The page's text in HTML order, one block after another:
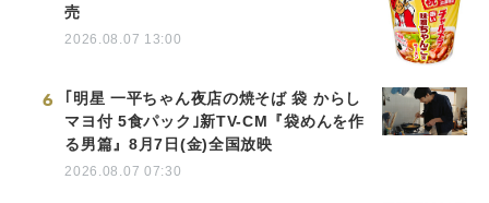
売
2026.08.07 13:00
6
｢明星 一平ちゃん夜店の焼そば 袋 からし
マヨ付 5食パック｣新TV-CM『袋めんを作
る男篇』8月7日(金)全国放映
2026.08.07 07:30